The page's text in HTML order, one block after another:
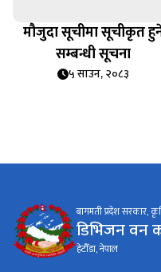
मौजुदा सूचीमा सूचीकृत
सम्बन्धी सूचना
५ साउन, २०८३
बागमती प्रदेश सरकार,
डिभिजन वन
हेटौँडा, नेपाल